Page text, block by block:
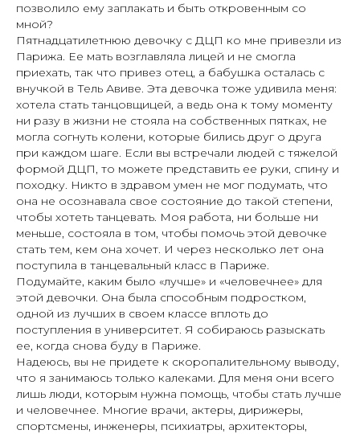
позволило ему заплакать и быть откровенным со
мной?
Пятнадцатилетнюю девочку с ДЦП ко мне привезли из
Парижа. Ее мать возглавляла лицей и не смогла
приехать, так что привез отец, а бабушка осталась с
внучкой в Тель Авиве. Эта девочка тоже удивила меня:
хотела стать танцовщицей, а ведь она к тому моменту
ни разу в жизни не стояла на собственных пятках, не
могла согнуть колени, которые бились друг о друга
при каждом шаге. Если вы встречали людей с тяжелой
формой ДЦП, то можете представить ее руки, спину и
походку. Никто в здравом умен не мог подумать, что
она не осознавала свое состояние до такой степени,
чтобы хотеть танцевать. Моя работа, ни больше ни
меньше, состояла в том, чтобы помочь этой девочке
стать тем, кем она хочет. И через несколько лет она
поступила в танцевальный класс в Париже.
Подумайте, каким было «лучше» и «человечнее» для
этой девочки. Она была способным подростком,
одной из лучших в своем классе вплоть до
поступления в университет. Я собираюсь разыскать
ее, когда снова буду в Париже.
Надеюсь, вы не придете к скоропалительному выводу,
что я занимаюсь только калеками. Для меня они всего
лишь люди, которым нужна помощь, чтобы стать лучше
и человечнее. Многие врачи, актеры, дирижеры,
спортсмены, инженеры, психиатры, архитекторы,